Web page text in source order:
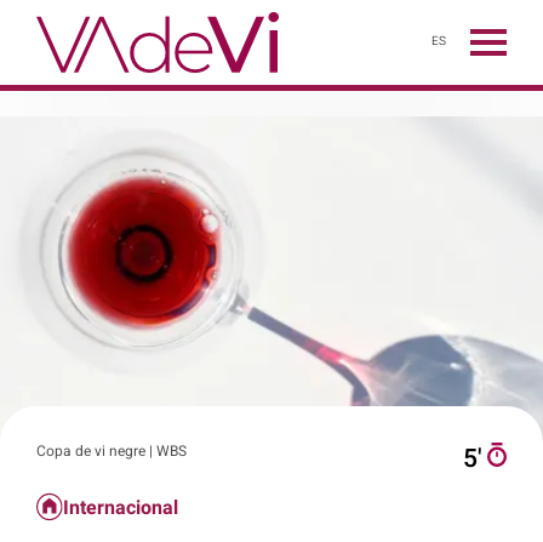
ES
Copa de vi negre | WBS 5′
Internacional